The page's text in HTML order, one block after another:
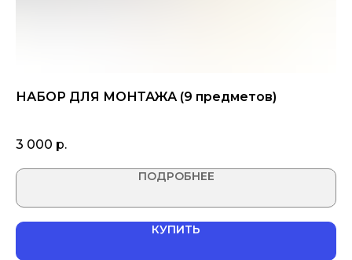
НАБОР ДЛЯ МОНТАЖА (9 предметов)
3 000 р.
ПОДРОБНЕЕ
КУПИТЬ